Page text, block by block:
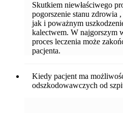
Skutkiem niewłaściwego
pogorszenie stanu zdrowia
jak i poważnym
kalectwem. W najgorszym
proces leczenia może
pacjenta.
Kiedy pacjent ma
odszkodowawczych od